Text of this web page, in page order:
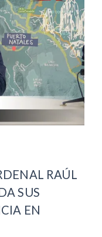
RAÚL
SUS
EN